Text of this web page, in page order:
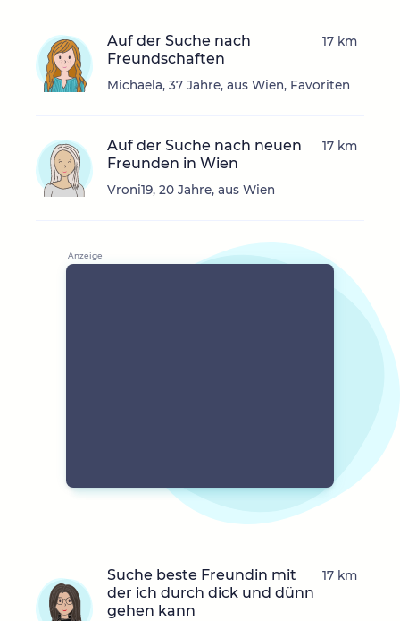
Auf der Suche nach
Freundschaften
Michaela, 37 Jahre, aus Wien, Favoriten
17 km
Auf der Suche nach neuen
Freunden in Wien
Vroni19, 20 Jahre, aus Wien
17 km
Suche beste Freundin mit
der ich durch dick und dünn
gehen kann
17 km